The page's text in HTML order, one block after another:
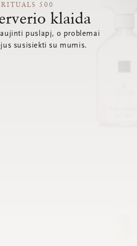
RITUALS 500
klaida
puslapį, o problemai
susisiekti su mumis.